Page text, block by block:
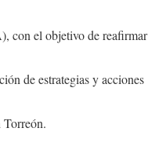
con el objetivo de reafirmar
de estrategias y acciones
Torreón.